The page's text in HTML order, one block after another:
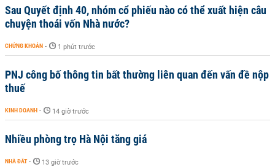
Sau Quyết định 40, nhóm cổ phiếu nào có thể xuất hiện câu
chuyện thoái vốn Nhà nước?
CHỨNG KHOÁN - 1 phút trước
PNJ công bố thông tin bất thường liên quan đến vấn đề nộp
thuế
KINH DOANH - 14 giờ trước
Nhiều phòng trọ Hà Nội tăng giá
NHÀ ĐẤT - 13 giờ trước